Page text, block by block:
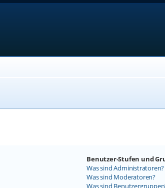
Benutzer-Stufen und
Was sind Administratoren?
Was sind Moderatoren?
Was sind